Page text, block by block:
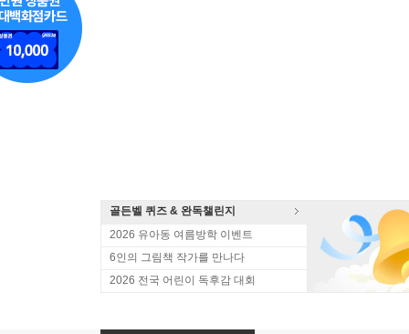
골든벨 퀴즈 & 완독챌린지
2026 유아동 여름방학 이벤트
6인의 그림책 작가를 만나다
2026 전국 어린이 독후감 대회